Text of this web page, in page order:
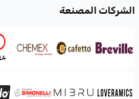
الشركات المصنعة